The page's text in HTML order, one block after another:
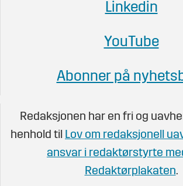
Linkedin
YouTube
Abonner på
Redaksjonen har en fri og
henhold til Lov om redaksjonell
ansvar i redaktørstyrte
Redaktørplakaten.